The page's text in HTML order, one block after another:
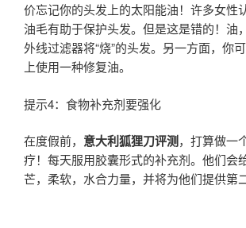
价忘记你的头发上的太阳能油！许多女性
油毛有助于保护头发。但是这是错的！油
外线过滤器将“烧”的头发。另一方面，你
上使用一种修复油。
提示4：食物补充剂要强化
在度假前， 意大利狐狸刀评测，打算做一
疗！每天服用胶囊形式的补充剂。他们会
芒，柔软，水合力量，并将为他们提供第